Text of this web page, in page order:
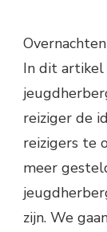
In dit artikel
reiziger de
reizigers te
meer
zijn. We